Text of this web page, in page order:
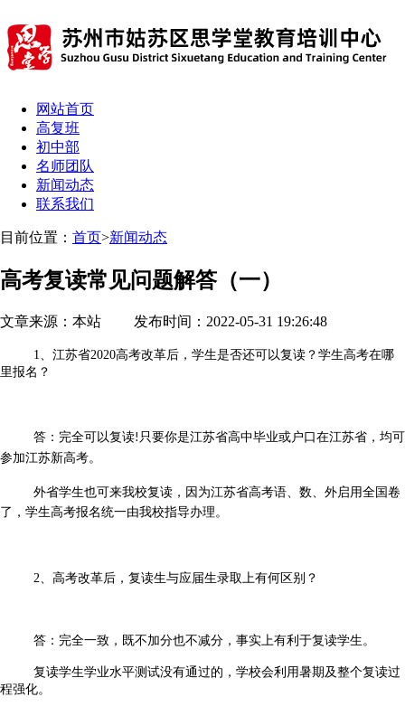
网站首页
高复班
初中部
名师团队
新闻动态
联系我们
目前位置： 首页>新闻动态
高考复读常见问题解答（一）
文章来源：本站 发布时间：2022-05-31 19:26:48
1、江苏省2020高考改革后，学生是否还可以复读？学生高考在哪
里报名？
答：完全可以复读! 只要你是江苏省高中毕业或户口在江苏省，均可
参加江苏新高考。
外省学生也可来我校复读，因为江苏省高考语、数、外启用全国卷
了，学生高考报名统一由我校指导办理。
2、高考改革后，复读生与应届生录取上有何区别？
答：完全一致，既不加分也不减分，事实上有利于复读学生。
复读学生学业水平测试没有通过的，学校会利用暑期及整个复读过
程强化。